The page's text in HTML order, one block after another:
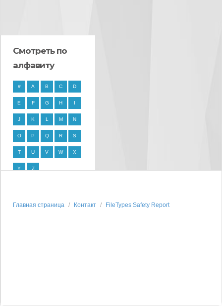
Смотреть по
алфавиту
# A B C D
E F G H I
J K L M N
O P Q R S
T U V W X
Y Z
Главная страница Контакт FileTypes Safety Report